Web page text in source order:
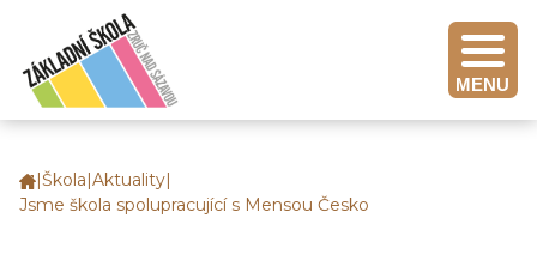
MENU
Základní
škola
Škola Aktuality
Jsme škola spolupracující s Mensou Česko